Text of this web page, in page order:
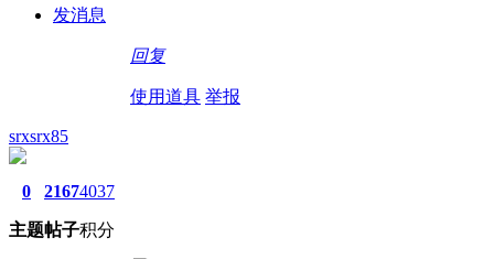
发消息
回复
使用道具 举报
srxsrx85
0
主题
2167
帖子
4037
积分